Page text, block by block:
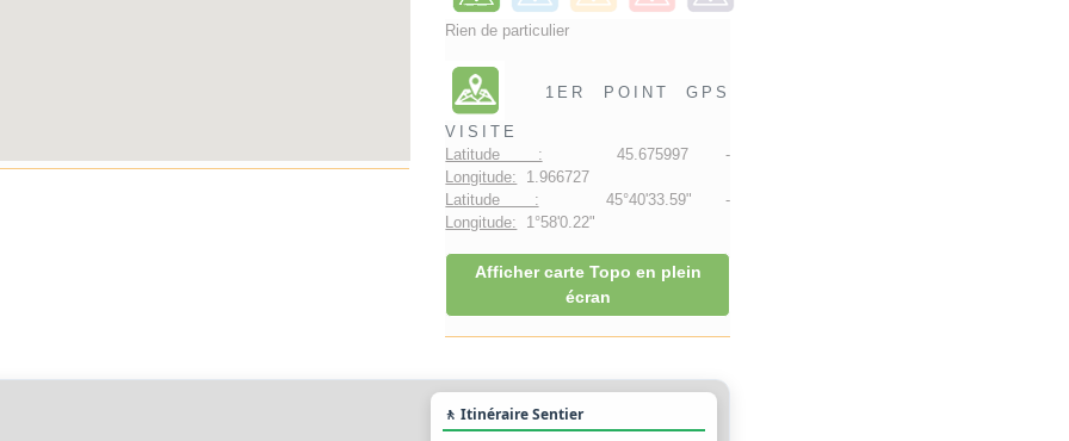
Rien de particulier
1ER POINT GPS
VISITE
Latitude : 45.675997 -
Longitude: 1.966727
Latitude : 45°40'33.59" -
Longitude: 1°58'0.22"
Afficher carte Topo en plein
écran
🚶 Itinéraire Sentier